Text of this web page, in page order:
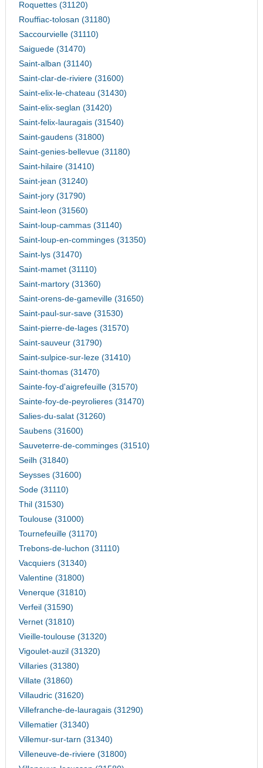
Roquettes (31120)
Rouffiac-tolosan (31180)
Saccourvielle (31110)
Saiguede (31470)
Saint-alban (31140)
Saint-clar-de-riviere (31600)
Saint-elix-le-chateau (31430)
Saint-elix-seglan (31420)
Saint-felix-lauragais (31540)
Saint-gaudens (31800)
Saint-genies-bellevue (31180)
Saint-hilaire (31410)
Saint-jean (31240)
Saint-jory (31790)
Saint-leon (31560)
Saint-loup-cammas (31140)
Saint-loup-en-comminges (31350)
Saint-lys (31470)
Saint-mamet (31110)
Saint-martory (31360)
Saint-orens-de-gameville (31650)
Saint-paul-sur-save (31530)
Saint-pierre-de-lages (31570)
Saint-sauveur (31790)
Saint-sulpice-sur-leze (31410)
Saint-thomas (31470)
Sainte-foy-d'aigrefeuille (31570)
Sainte-foy-de-peyrolieres (31470)
Salies-du-salat (31260)
Saubens (31600)
Sauveterre-de-comminges (31510)
Seilh (31840)
Seysses (31600)
Sode (31110)
Thil (31530)
Toulouse (31000)
Tournefeuille (31170)
Trebons-de-luchon (31110)
Vacquiers (31340)
Valentine (31800)
Venerque (31810)
Verfeil (31590)
Vernet (31810)
Vieille-toulouse (31320)
Vigoulet-auzil (31320)
Villaries (31380)
Villate (31860)
Villaudric (31620)
Villefranche-de-lauragais (31290)
Villematier (31340)
Villemur-sur-tarn (31340)
Villeneuve-de-riviere (31800)